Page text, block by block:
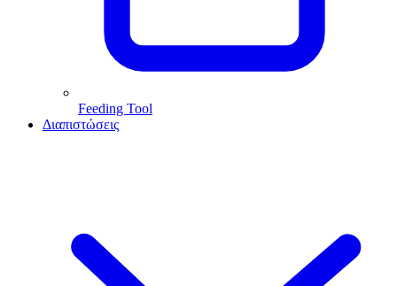
Feeding Tool
Διαπιστώσεις